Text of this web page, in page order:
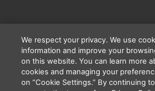
We respect your privacy. We use
information and improve your
on this website. You can learn more
cookies and managing your
on “Cookie Settings.” By continuing